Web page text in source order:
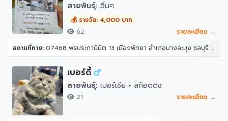
สายพันธุ์: อื่นๆ
💰 รางวัล: 4,000 บาท
62
รายละเอียด →
สถานที่หาย: 07468 พรประภานิมิต 13 เมืองพัทยา อำเภอบางละมุง ชลบุรี 20150
เบอร์ดี้
สายพันธุ์: เปอร์เซีย + สก็อตติช
21 รายละเอียด →